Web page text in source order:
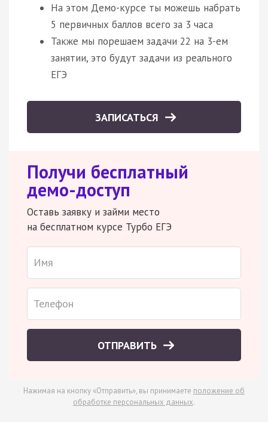
На этом Демо-курсе ты можешь набрать
5 первичных баллов всего за 3 часа
Также мы порешаем задачи 22 на 3-ем
занятии, это будут задачи из реального
ЕГЭ
ЗАПИСАТЬСЯ
Получи бесплатный
демо-доступ
Оставь заявку и займи место
на бесплатном курсе Турбо ЕГЭ
ОТПРАВИТЬ
Нажимая на кнопку «Отправить», вы принимаете положение об
обработке персональных данных.